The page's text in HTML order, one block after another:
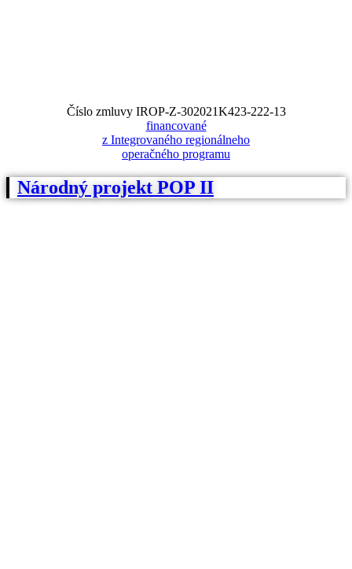
Číslo zmluvy IROP-Z-302021K423-222-13
financované
z Integrovaného regionálneho
operačného programu
Národný projekt POP II